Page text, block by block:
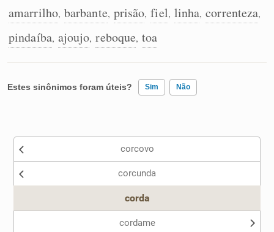
Caça-palavras
amarrilho, barbante, prisão, fiel, linha, correnteza,
pindaíba, ajoujo, reboque, toa
Estes sinônimos foram úteis? Sim Não
Nenhum dos sinônimos apresentados me ajudou
corcovo
corcunda
corda
cordame